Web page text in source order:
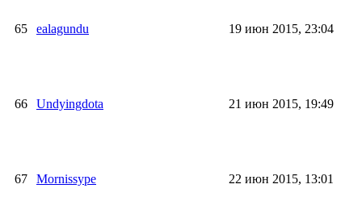
65 ealagundu 19 июн 2015, 23:04
66 Undyingdota 21 июн 2015, 19:49
67 Mornissype 22 июн 2015, 13:01